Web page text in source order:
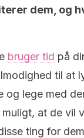
dem , og
bruger tid på
til at
og lege med
at de vil
ting for